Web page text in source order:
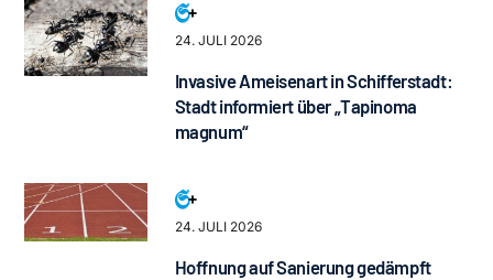
24. JULI 2026
Invasive Ameisenart in Schifferstadt:
Stadt informiert über „Tapinoma
magnum“
24. JULI 2026
Hoffnung auf Sanierung gedämpft